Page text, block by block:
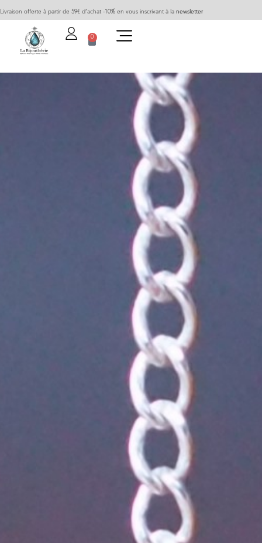
Livraison offerte à partir de 59€ d’achat -10% en vous inscrivant à la newsletter
0